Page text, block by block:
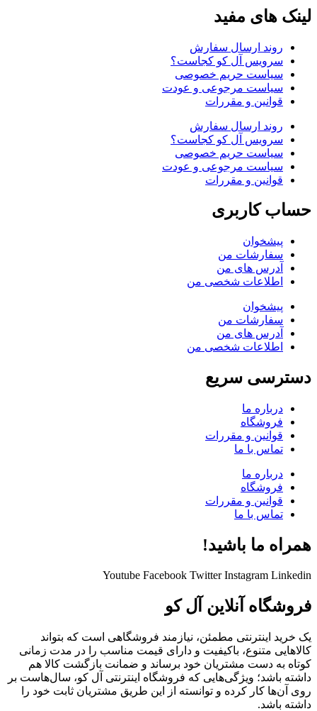
لینک های مفید
روند ارسال سفارش
سرویس آل کو کجاست؟
سیاست حریم خصوصی
سیاست مرجوعی و عودت
قوانین و مقررات
روند ارسال سفارش
سرویس آل کو کجاست؟
سیاست حریم خصوصی
سیاست مرجوعی و عودت
قوانین و مقررات
حساب کاربری
پیشخوان
سفارشات من
آدرس های من
اطلاعات شخصی من
پیشخوان
سفارشات من
آدرس های من
اطلاعات شخصی من
دسترسی سریع
درباره ما
فروشگاه
قوانین و مقررات
تماس با ما
درباره ما
فروشگاه
قوانین و مقررات
تماس با ما
همراه ما باشید!
Youtube Facebook Twitter Instagram Linkedin
فروشگاه آنلاین آل کو
یک خرید اینترنتی مطمئن، نیازمند فروشگاهی است که بتواند
کالاهایی متنوع، باکیفیت و دارای قیمت مناسب را در مدت زمانی
کوتاه به دست مشتریان خود برساند و ضمانت بازگشت کالا هم
داشته باشد؛ ویژگی‌هایی که فروشگاه اینترنتی آل کو، سال‌هاست بر
روی آن‌ها کار کرده و توانسته از این طریق مشتریان ثابت خود را
داشته باشد.